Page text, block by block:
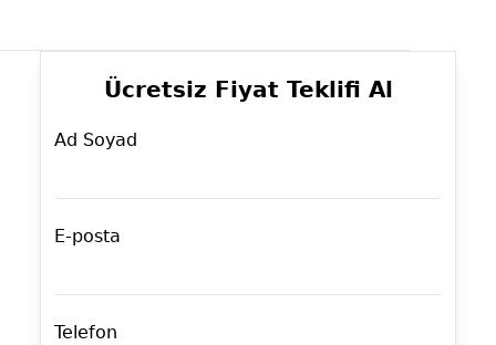
Ücretsiz Fiyat Teklifi Al
Ad Soyad
E-posta
Telefon